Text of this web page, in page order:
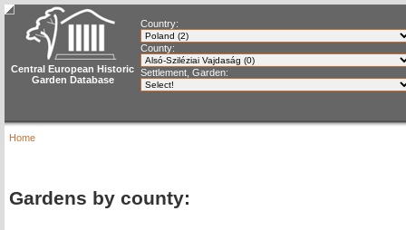
Central European Historic
Garden Database
Country:
County:
Settlement, Garden:
Home
Gardens by county: